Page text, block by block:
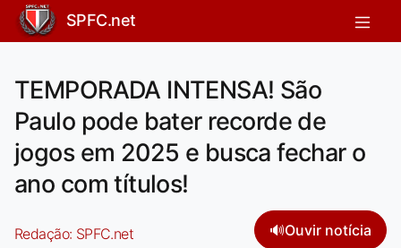
SPFC.net
TEMPORADA INTENSA! São
Paulo pode bater recorde de
jogos em 2025 e busca fechar o
ano com títulos!
Redação: SPFC.net 🔊Ouvir notícia